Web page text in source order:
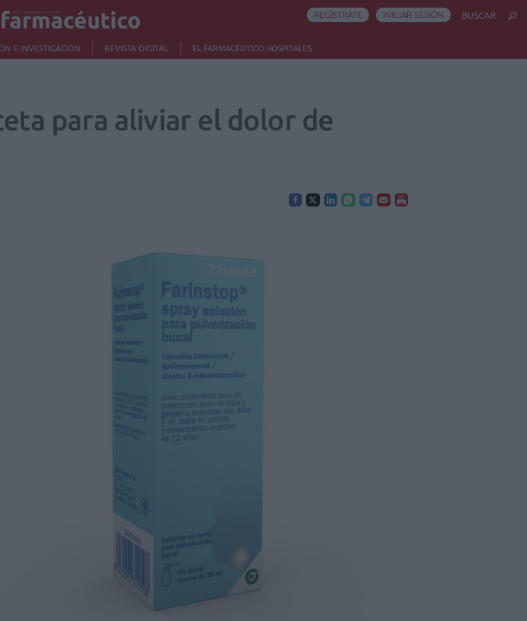
E INVESTIGACIÓN REVISTA DIGITAL EL FARMACÉUTICO HOSPITALES
REGÍSTRATE INICIAR SESIÓN BUSCAR
para aliviar el dolor de